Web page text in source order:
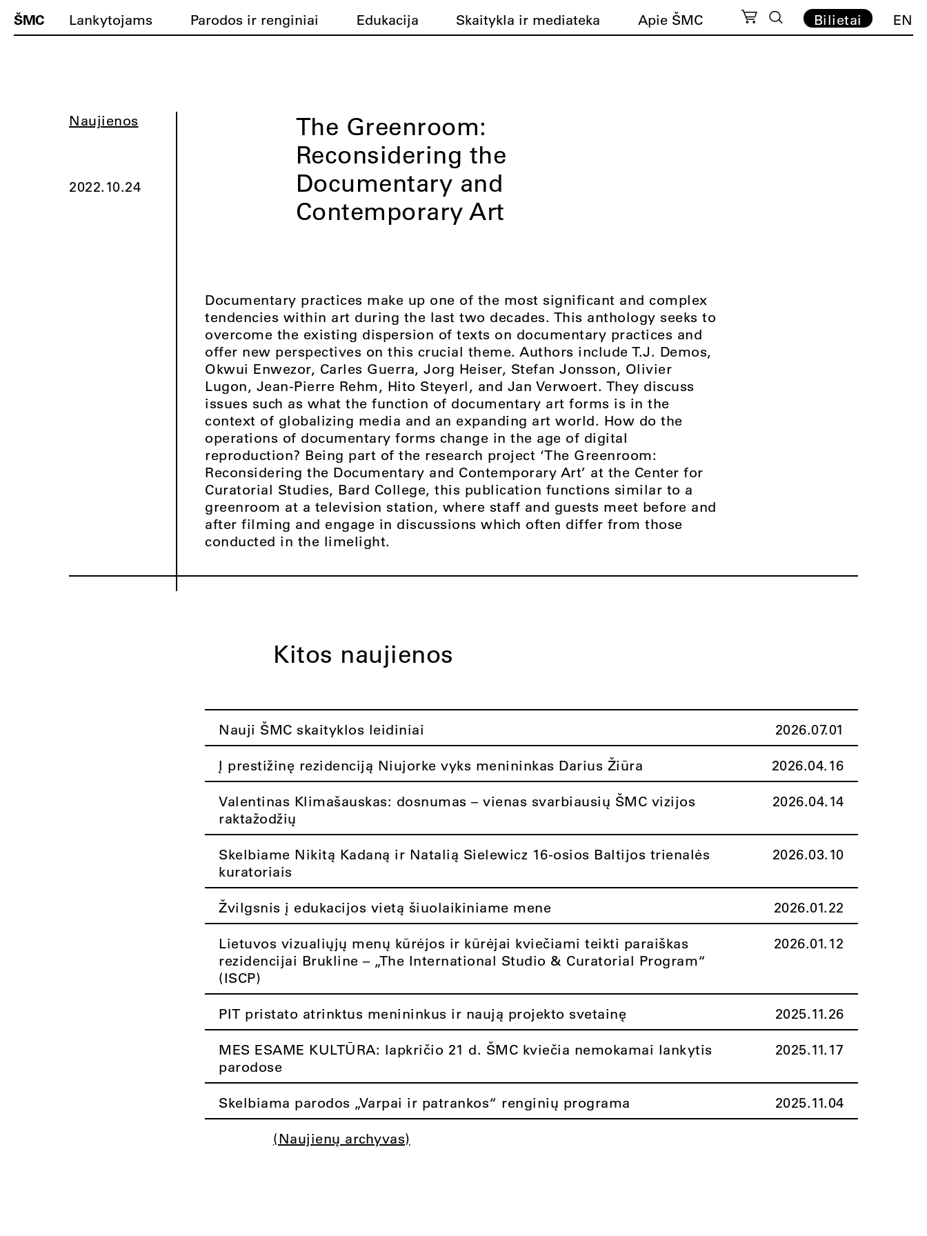
ŠMC Lankytojams Parodos ir renginiai Edukacija Skaitykla ir mediateka Apie ŠMC Bilietai EN
Naujienos
2022.10.24
The Greenroom:
Reconsidering the
Documentary and
Contemporary Art
Documentary practices make up one of the most significant and complex
tendencies within art during the last two decades. This anthology seeks to
overcome the existing dispersion of texts on documentary practices and
offer new perspectives on this crucial theme. Authors include T.J. Demos,
Okwui Enwezor, Carles Guerra, Jorg Heiser, Stefan Jonsson, Olivier
Lugon, Jean-Pierre Rehm, Hito Steyerl, and Jan Verwoert. They discuss
issues such as what the function of documentary art forms is in the
context of globalizing media and an expanding art world. How do the
operations of documentary forms change in the age of digital
reproduction? Being part of the research project ‘The Greenroom:
Reconsidering the Documentary and Contemporary Art’ at the Center for
Curatorial Studies, Bard College, this publication functions similar to a
greenroom at a television station, where staff and guests meet before and
after filming and engage in discussions which often differ from those
conducted in the limelight.
Kitos naujienos
Nauji ŠMC skaityklos leidiniai 2026.07.01
Į prestižinę rezidenciją Niujorke vyks menininkas Darius Žiūra 2026.04.16
Valentinas Klimašauskas: dosnumas – vienas svarbiausių ŠMC vizijos
raktažodžių
2026.04.14
Skelbiame Nikitą Kadaną ir Natalią Sielewicz 16-osios Baltijos trienalės
kuratoriais
2026.03.10
Žvilgsnis į edukacijos vietą šiuolaikiniame mene 2026.01.22
Lietuvos vizualiųjų menų kūrėjos ir kūrėjai kviečiami teikti paraiškas
rezidencijai Brukline – „The International Studio & Curatorial Program“
(ISCP)
2026.01.12
PIT pristato atrinktus menininkus ir naują projekto svetainę 2025.11.26
MES ESAME KULTŪRA: lapkričio 21 d. ŠMC kviečia nemokamai lankytis
parodose
2025.11.17
Skelbiama parodos „Varpai ir patrankos“ renginių programa 2025.11.04
(Naujienų archyvas)